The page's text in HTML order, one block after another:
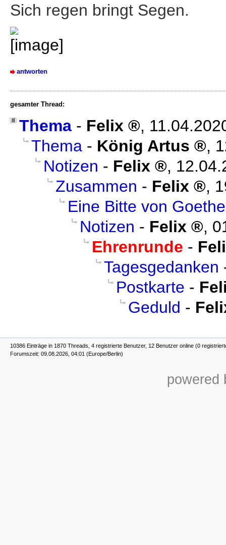
Sich regen bringt Segen.
antworten
gesamter Thread:
Thema - Felix ,
Thema - König Artus ,
Notizen - Felix ,
Zusammen - Felix ,
Eine Bitte von Goethe
Notizen - Felix ,
Ehrenrunde -
Tagesgedanken
Postkarte -
Geduld -
10386 Einträge in 1870 Threads, 4 registrierte Benutzer, 12 Benutzer online (0
Forumszeit: 09.08.2026, 04:01 (Europe/Berlin)
powered